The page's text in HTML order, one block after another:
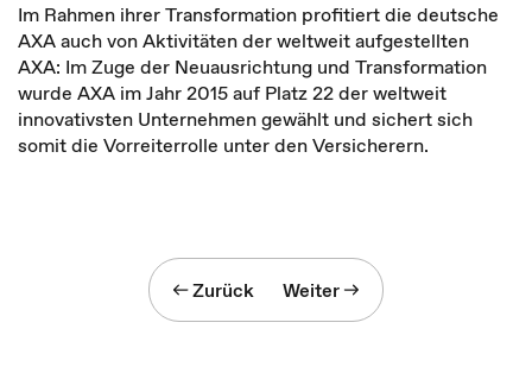
Im Rahmen ihrer Transformation profitiert die deutsche
AXA auch von Aktivitäten der weltweit aufgestellten
AXA: Im Zuge der Neuausrichtung und Transformation
wurde AXA im Jahr 2015 auf Platz 22 der weltweit
innovativsten Unternehmen gewählt und sichert sich
somit die Vorreiterrolle unter den Versicherern.
Zurück Weiter